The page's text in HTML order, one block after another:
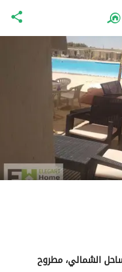
الشمالي، مطروح